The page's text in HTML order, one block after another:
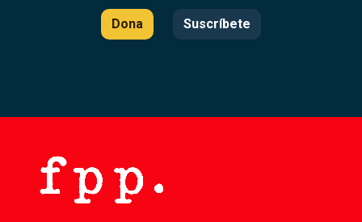
Dona Suscríbete